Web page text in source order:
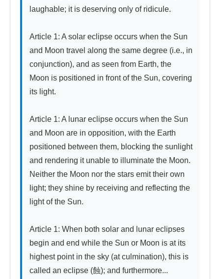
laughable; it is deserving only of ridicule.
Article 1: A solar eclipse occurs when the Sun
and Moon travel along the same degree (i.e., in
conjunction), and as seen from Earth, the
Moon is positioned in front of the Sun, covering
its light.
Article 1: A lunar eclipse occurs when the Sun
and Moon are in opposition, with the Earth
positioned between them, blocking the sunlight
and rendering it unable to illuminate the Moon.
Neither the Moon nor the stars emit their own
light; they shine by receiving and reflecting the
light of the Sun.
Article 1: When both solar and lunar eclipses
begin and end while the Sun or Moon is at its
highest point in the sky (at culmination), this is
called an eclipse (蝕); and furthermore...